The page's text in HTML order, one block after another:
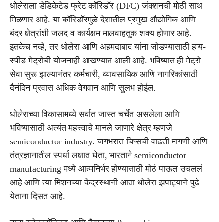
धोलेराला डेडिकेटेड फ्रेट कॉरिडॉर (DFC) जंक्शनची मोठी साथ
मिळणार आहे. या कॉरिडॉरमुळे देशातील प्रमुख औद्योगिक आणि
बंदर क्षेत्रांशी जलद व कार्यक्षम मालवाहतूक शक्य होणार आहे.
इतकेच नव्हे, तर धोलेरा आणि अहमदाबाद यांना जोडण्यासाठी हाय-
स्पीड मेट्रोची योजनाही आखण्यात आली आहे. भविष्यात ही मेट्रो
सेवा सुरू झाल्यानंतर कर्मचारी, व्यावसायिक आणि नागरिकांसाठी
दैनंदिन प्रवास अधिक वेगवान आणि सुलभ होईल.
धोलेराच्या विकासामध्ये सर्वात जास्त चर्चेत असलेला आणि
भविष्यासाठी अत्यंत महत्त्वाचे मानले जाणारे क्षेत्र म्हणजे
semiconductor industry. जगभरात चिप्सची वाढती मागणी आणि
तंत्रज्ञानातील स्पर्धा लक्षात घेता, भारताने semiconductor
manufacturing मध्ये आत्मनिर्भर होण्यासाठी मोठं पाऊल उचललं
आहे आणि त्या मिशनच्या केंद्रस्थानी आता धोलेरा झपाट्याने पुढे
येताना दिसत आहे.